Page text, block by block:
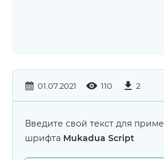
01.07.2021 110 2
Введите свой текст для
шрифта Mukadua Script